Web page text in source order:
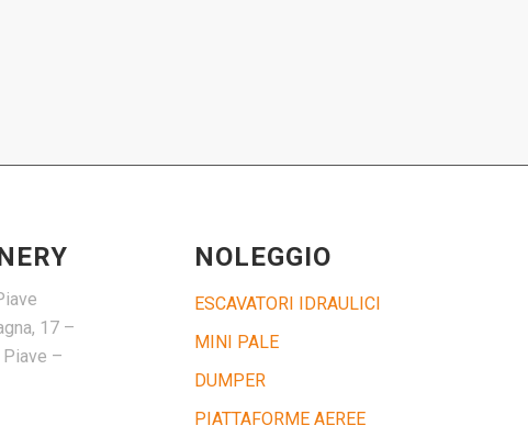
17 –
–
NOLEGGIO
ESCAVATORI IDRAULICI
MINI PALE
DUMPER
PIATTAFORME AEREE